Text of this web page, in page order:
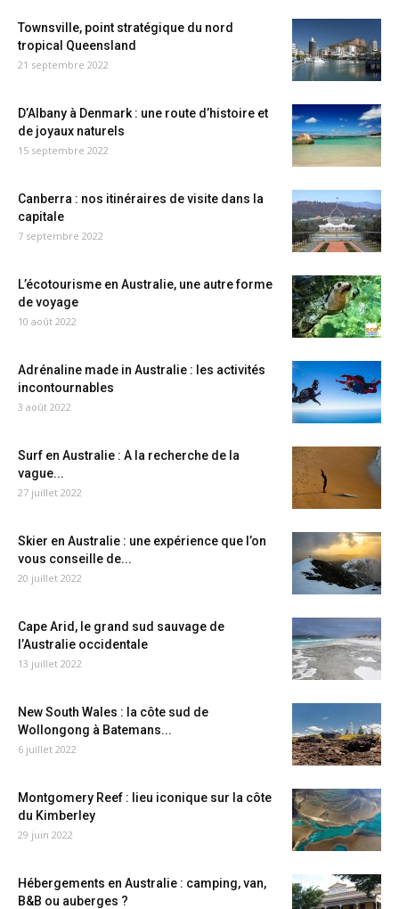
Townsville, point stratégique du nord
tropical Queensland
21 septembre 2022
D’Albany à Denmark : une route d’histoire et
de joyaux naturels
15 septembre 2022
Canberra : nos itinéraires de visite dans la
capitale
7 septembre 2022
L’écotourisme en Australie, une autre forme
de voyage
10 août 2022
Adrénaline made in Australie : les activités
incontournables
3 août 2022
Surf en Australie : A la recherche de la
vague...
27 juillet 2022
Skier en Australie : une expérience que l’on
vous conseille de...
20 juillet 2022
Cape Arid, le grand sud sauvage de
l’Australie occidentale
13 juillet 2022
New South Wales : la côte sud de
Wollongong à Batemans...
6 juillet 2022
Montgomery Reef : lieu iconique sur la côte
du Kimberley
29 juin 2022
Hébergements en Australie : camping, van,
B&B ou auberges ?